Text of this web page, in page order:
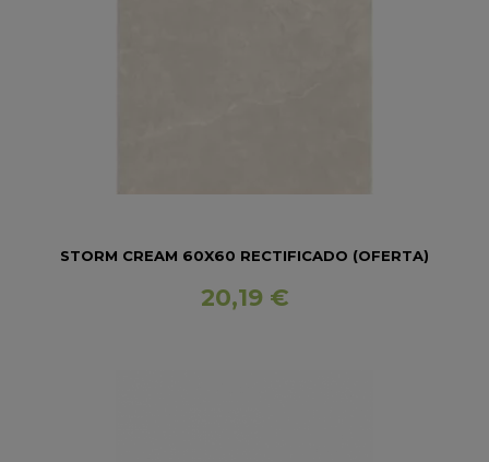
STORM CREAM 60X60 RECTIFICADO (OFERTA)
20,19 €